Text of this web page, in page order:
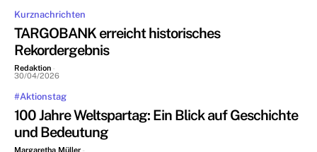
Kurznachrichten
TARGOBANK erreicht historisches
Rekordergebnis
Redaktion -
30/04/2026
#Aktionstag
100 Jahre Weltspartag: Ein Blick auf Geschichte
und Bedeutung
Margaretha Müller -